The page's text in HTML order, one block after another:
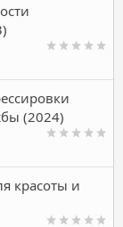
(2024)
красоты и